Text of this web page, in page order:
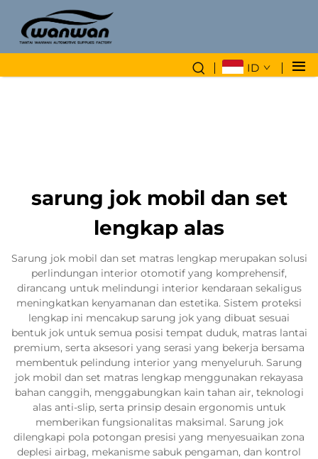
ID
sarung jok mobil dan set
lengkap alas
Sarung jok mobil dan set matras lengkap merupakan solusi
perlindungan interior otomotif yang komprehensif,
dirancang untuk melindungi interior kendaraan sekaligus
meningkatkan kenyamanan dan estetika. Sistem proteksi
lengkap ini mencakup sarung jok yang dibuat sesuai
bentuk jok untuk semua posisi tempat duduk, matras lantai
premium, serta aksesori yang serasi yang bekerja bersama
membentuk pelindung interior yang menyeluruh. Sarung
jok mobil dan set matras lengkap menggunakan rekayasa
bahan canggih, menggabungkan kain tahan air, teknologi
alas anti-slip, serta prinsip desain ergonomis untuk
memberikan fungsionalitas maksimal. Sarung jok
dilengkapi pola potongan presisi yang menyesuaikan zona
deplesi airbag, mekanisme sabuk pengaman, dan kontrol